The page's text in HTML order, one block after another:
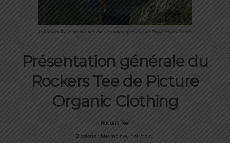
Le Rockers Tee en promenade dans les montagnes du parc Paklenica, en Croatie
Présentation générale du
Rockers Tee de Picture
Organic Clothing
Rockers Tee
2 coloris : bleu/noir ou noir/noir.